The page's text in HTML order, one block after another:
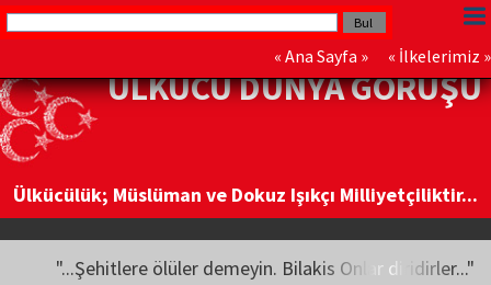
« Ana Sayfa » « İlkelerimiz »
ÜLKÜCÜ DÜNYA GÖRÜŞÜ
Ülkücülük; Müslüman ve Dokuz Işıkçı Milliyetçiliktir...
"...Şehitlere ölüler demeyin. Bilakis Onlar diridirler..."